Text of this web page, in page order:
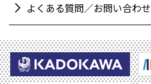
よくある質問／お問い合わせ